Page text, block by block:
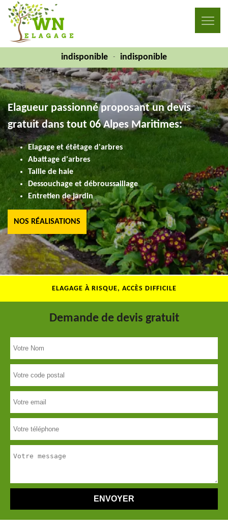
indisponible - indisponible
Elagueur passionné proposant un devis
gratuit dans tout 06 Alpes Maritimes:
Elagage et étêtage d'arbres
Abattage d'arbres
Taille de haie
Dessouchage et débroussaillage
Entretien de jardin
NOS RÉALISATIONS
ELAGAGE À RISQUE, ACCÈS DIFFICILE
Demande de devis gratuit